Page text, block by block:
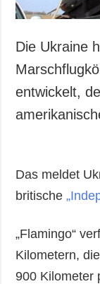
Die Ukraine
entwickelt,
Das meldet
britische
„Flamingo“
Kilometern,
900 Kilometer